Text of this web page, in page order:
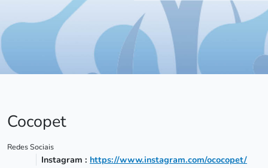
Cocopet
Redes Sociais
Instagram : https://www.instagram.com/ococopet/